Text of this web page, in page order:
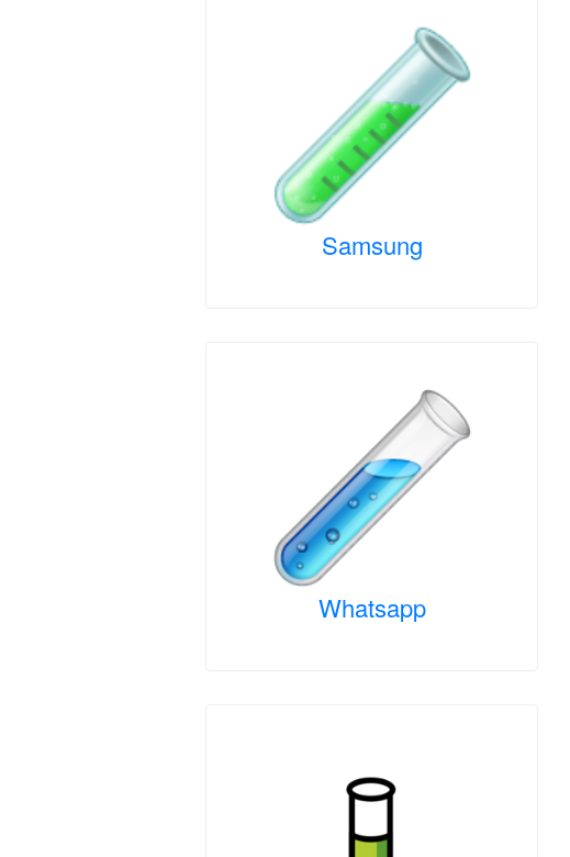
Samsung
Whatsapp